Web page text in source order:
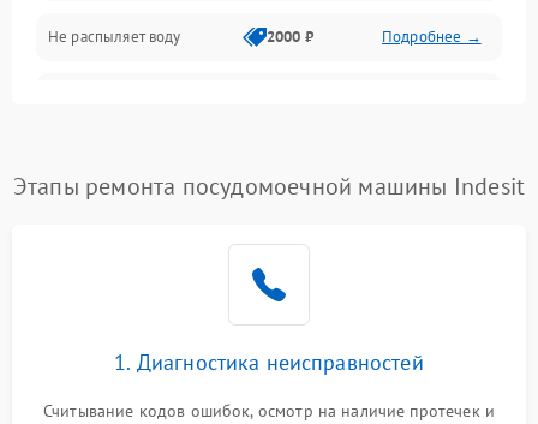
Программное обеспечение
Не распыляет воду 2000 ₽ Подробнее →
воды
1800 ₽ Подробнее →
Проблемы с
Этапы ремонта посудомоечной машины Indesit
1. Диагностика неисправностей
Считывание кодов ошибок, осмотр на наличие протечек и